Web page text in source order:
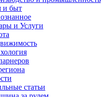
и быт
и Услуги
статьи